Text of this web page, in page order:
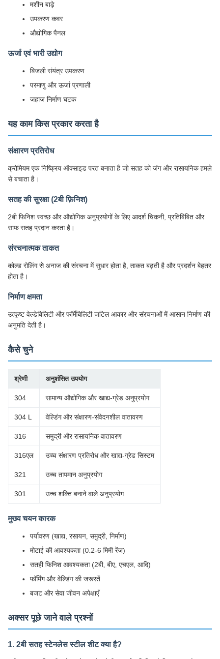
मशीन बाड़े
उपकरण कवर
औद्योगिक पैनल
ऊर्जा एवं भारी उद्योग
बिजली संयंत्र उपकरण
परमाणु और ऊर्जा प्रणाली
जहाज निर्माण घटक
यह काम किस प्रकार करता है
संक्षारण प्रतिरोध
क्रोमियम एक निष्क्रिय ऑक्साइड परत बनाता है जो सतह को जंग और रासायनिक हमले
से बचाता है।
सतह की सुरक्षा (2बी फ़िनिश)
2बी फिनिश स्वच्छ और औद्योगिक अनुप्रयोगों के लिए आदर्श चिकनी, प्रतिबिंबित और
साफ सतह प्रदान करता है।
संरचनात्मक ताकत
कोल्ड रोलिंग से अनाज की संरचना में सुधार होता है, ताकत बढ़ती है और प्रदर्शन बेहतर
होता है।
निर्माण क्षमता
उत्कृष्ट वेल्डेबिलिटी और फॉर्मेबिलिटी जटिल आकार और संरचनाओं में आसान निर्माण की
अनुमति देती है।
कैसे चुने
श्रेणी अनुशंसित उपयोग
304 सामान्य औद्योगिक और खाद्य-ग्रेड अनुप्रयोग
304 L वेल्डिंग और संक्षारण-संवेदनशील वातावरण
316 समुद्री और रासायनिक वातावरण
316एल उच्च संक्षारण प्रतिरोध और खाद्य-ग्रेड सिस्टम
321 उच्च तापमान अनुप्रयोग
301 उच्च शक्ति बनाने वाले अनुप्रयोग
मुख्य चयन कारक
पर्यावरण (खाद्य, रसायन, समुद्री, निर्माण)
मोटाई की आवश्यकता (0.2-6 मिमी रेंज)
सतही फिनिश आवश्यकता (2बी, बीए, एचएल, आदि)
फॉर्मिंग और वेल्डिंग की जरूरतें
बजट और सेवा जीवन अपेक्षाएँ
अक्सर पूछे जाने वाले प्रश्नों
1. 2बी सतह स्टेनलेस स्टील शीट क्या है?